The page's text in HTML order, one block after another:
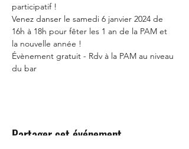
participatif !
Venez danser le samedi 6 janvier 2024 de
16h à 18h pour fêter les 1 an de la PAM et
la nouvelle année !
Évènement gratuit - Rdv à la PAM au niveau
du bar
Partager cet événement